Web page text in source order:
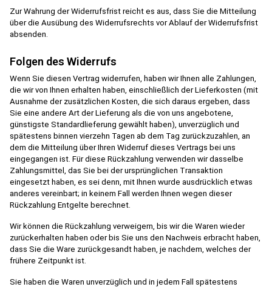
Zur Wahrung der Widerrufsfrist reicht es aus, dass Sie die Mitteilung
über die Ausübung des Widerrufsrechts vor Ablauf der Widerrufsfrist
absenden.
Folgen des Widerrufs
Wenn Sie diesen Vertrag widerrufen, haben wir Ihnen alle Zahlungen,
die wir von Ihnen erhalten haben, einschließlich der Lieferkosten (mit
Ausnahme der zusätzlichen Kosten, die sich daraus ergeben, dass
Sie eine andere Art der Lieferung als die von uns angebotene,
günstigste Standardlieferung gewählt haben), unverzüglich und
spätestens binnen vierzehn Tagen ab dem Tag zurückzuzahlen, an
dem die Mitteilung über Ihren Widerruf dieses Vertrags bei uns
eingegangen ist. Für diese Rückzahlung verwenden wir dasselbe
Zahlungsmittel, das Sie bei der ursprünglichen Transaktion
eingesetzt haben, es sei denn, mit Ihnen wurde ausdrücklich etwas
anderes vereinbart; in keinem Fall werden Ihnen wegen dieser
Rückzahlung Entgelte berechnet.
Wir können die Rückzahlung verweigern, bis wir die Waren wieder
zurückerhalten haben oder bis Sie uns den Nachweis erbracht haben,
dass Sie die Ware zurückgesandt haben, je nachdem, welches der
frühere Zeitpunkt ist.
Sie haben die Waren unverzüglich und in jedem Fall spätestens